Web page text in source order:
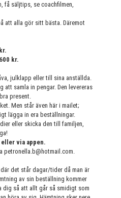
få säljtips, se coachfilmen,
att alla gör sitt bästa. Däremot
kr.
julklapp eller till sina anställda.
samla in pengar. Den levereras
present.
Men står även här i mailet;
lägga in era beställningar.
eller skicka den till familjen,
via appen.
petronella.b@hotmail.com.
det står dagar/tider då man är
av sin beställning kommer
dig så att allt går så smidigt som